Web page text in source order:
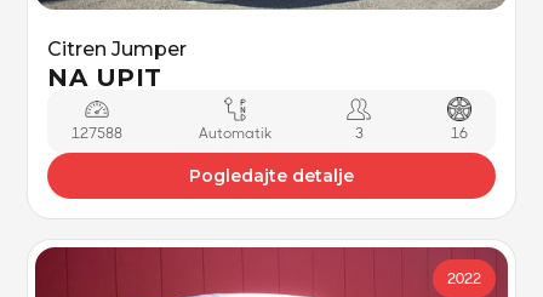
Citren Jumper
NA UPIT
127588 Automatik 3 16
Pogledajte detalje
2022